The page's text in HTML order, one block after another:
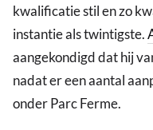
kwalificatie stil en zo
instantie als twintigste.
aangekondigd dat hij
nadat er een aantal
onder Parc Ferme.